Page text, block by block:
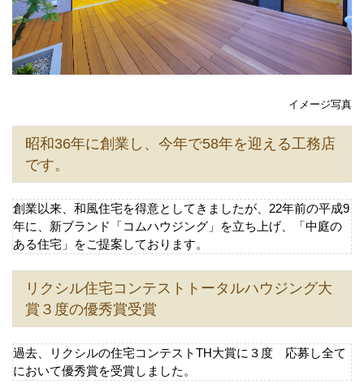
イメージ写真
昭和36年に創業し、今年で58年を迎える工務店
です。
創業以来、和風住宅を得意としてきましたが、22年前の平成9
年に、新ブランド「コムハウジング」を立ち上げ、「中庭の
ある住宅」をご提案しております。
リクシル住宅コンテストトータルハウジング大
賞３度の優秀賞受賞
過去、リクシルの住宅コンテストTH大賞に３度 応募し全て
において優秀賞を受賞しました。